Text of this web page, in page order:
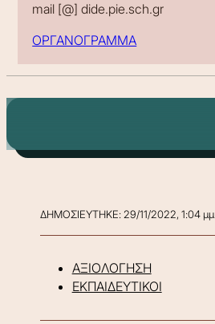
mail [@] dide.pie.sch.gr
ΟΡΓΑΝΟΓΡΑΜΜΑ
ΔΗΜΟΣΙΕΥΤΗΚΕ: 29/11/2022, 1:04 μμ
ΑΞΙΟΛΟΓΗΣΗ
ΕΚΠΑΙΔΕΥΤΙΚΟΙ